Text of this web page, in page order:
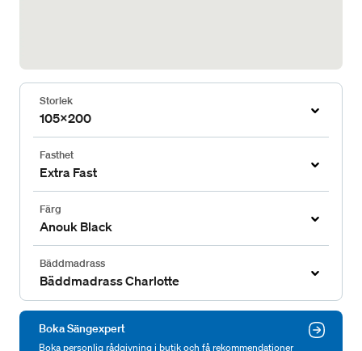
Storlek
105x200
Fasthet
Extra Fast
Färg
Anouk Black
Bäddmadrass
Bäddmadrass Charlotte
Boka Sängexpert
Boka personlig rådgivning i butik och få rekommendationer